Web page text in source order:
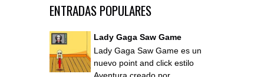
ENTRADAS POPULARES
Lady Gaga Saw Game
Lady Gaga Saw Game es un
nuevo point and click estilo